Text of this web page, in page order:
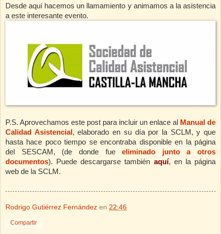
Desde aquí hacemos un llamamiento y animamos a la asistencia
a este interesante evento.
P.S. Aprovechamos este post para incluir un enlace al
Manual de
Calidad Asistencial , elaborado en su día por la SCLM, y que
hasta hace poco tiempo se encontraba disponible en la página
del SESCAM, (de donde fueeliminado junto a otros
documentos). Puede descargarse también aquí, en la página
web de la SCLM.
Rodrigo Gutiérrez Fernández en 22:46
Compartir